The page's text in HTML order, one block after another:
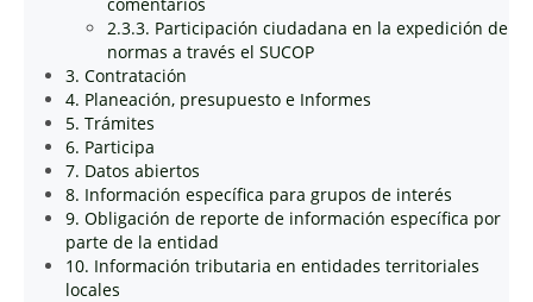
2.3.3. Participación ciudadana en la expedición de
normas a través el SUCOP
3. Contratación
4. Planeación, presupuesto e Informes
5. Trámites
6. Participa
7. Datos abiertos
8. Información específica para grupos de interés
9. Obligación de reporte de información específica por
parte de la entidad
10. Información tributaria en entidades territoriales
locales